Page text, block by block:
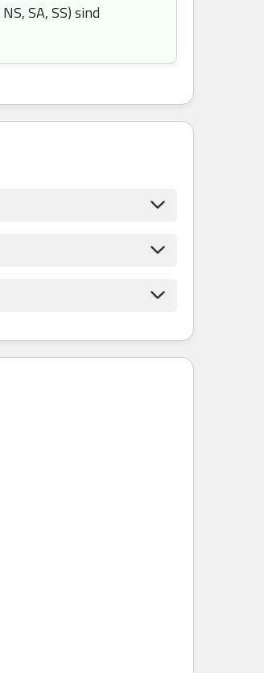
SA, SS) sind